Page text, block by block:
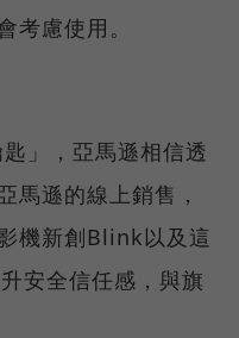
考慮使用。
」，亞馬遜相信透
馬遜的線上銷售，
機新創Blink以及這
安全信任感，與旗